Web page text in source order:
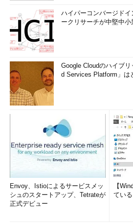
ハイパーコンバージド
ークリサーチが中堅中
Google Cloudのハイブ
d Services Platform」は
Envoy、Istioによるサービスメッ
シュのスタートアップ、Tetrateが
正式デビュー
【
てい